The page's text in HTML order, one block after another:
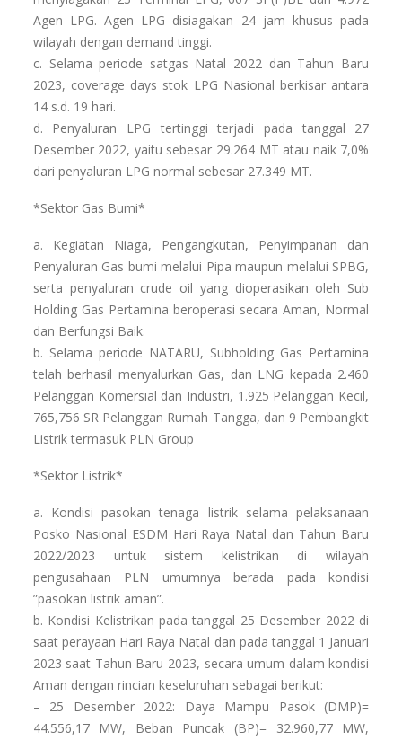
Agen LPG. Agen LPG disiagakan 24 jam khusus pada
wilayah dengan demand tinggi.
c. Selama periode satgas Natal 2022 dan Tahun Baru
2023, coverage days stok LPG Nasional berkisar antara
14 s.d. 19 hari.
d. Penyaluran LPG tertinggi terjadi pada tanggal 27
Desember 2022, yaitu sebesar 29.264 MT atau naik 7,0%
dari penyaluran LPG normal sebesar 27.349 MT.
*Sektor Gas Bumi*
a. Kegiatan Niaga, Pengangkutan, Penyimpanan dan
Penyaluran Gas bumi melalui Pipa maupun melalui SPBG,
serta penyaluran crude oil yang dioperasikan oleh Sub
Holding Gas Pertamina beroperasi secara Aman, Normal
dan Berfungsi Baik.
b. Selama periode NATARU, Subholding Gas Pertamina
telah berhasil menyalurkan Gas, dan LNG kepada 2.460
Pelanggan Komersial dan Industri, 1.925 Pelanggan Kecil,
765,756 SR Pelanggan Rumah Tangga, dan 9 Pembangkit
Listrik termasuk PLN Group
*Sektor Listrik*
a. Kondisi pasokan tenaga listrik selama pelaksanaan
Posko Nasional ESDM Hari Raya Natal dan Tahun Baru
2022/2023 untuk sistem kelistrikan di wilayah
pengusahaan PLN umumnya berada pada kondisi
”pasokan listrik aman”.
b. Kondisi Kelistrikan pada tanggal 25 Desember 2022 di
saat perayaan Hari Raya Natal dan pada tanggal 1 Januari
2023 saat Tahun Baru 2023, secara umum dalam kondisi
Aman dengan rincian keseluruhan sebagai berikut:
– 25 Desember 2022: Daya Mampu Pasok (DMP)=
44.556,17 MW, Beban Puncak (BP)= 32.960,77 MW,